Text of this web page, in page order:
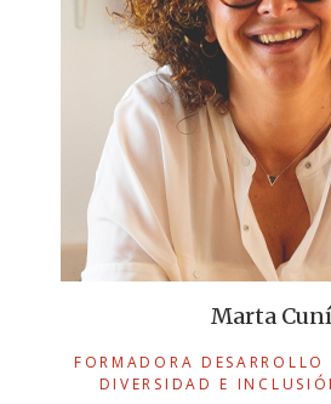
Marta Cuní
FORMADORA
DIVERSIDAD E